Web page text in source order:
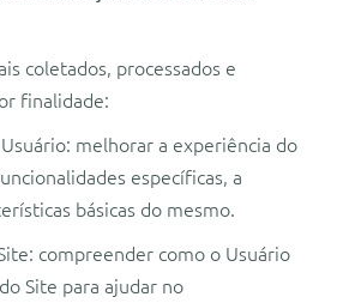
coletados, processados e
finalidade:
melhorar a experiência do
específicas, a
básicas do mesmo.
compreender como o Usuário
Site para ajudar no